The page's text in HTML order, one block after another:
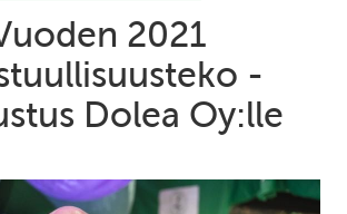
2021
-
Dolea Oy:lle